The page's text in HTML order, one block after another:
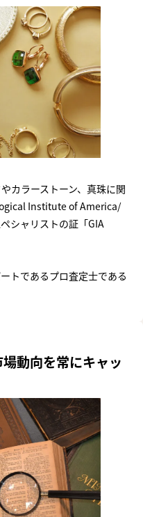
カラーストーン、真珠に関
Institute of America/
シャリストの証「GIA
トであるプロ査定士である
動向を常にキャッ